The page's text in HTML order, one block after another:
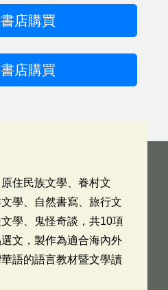
店購買
店購買
住民族文學、眷村文
學、自然書寫、旅行文
學、鬼怪奇談，共10項
文，製作為適合海內外
語的語言教材暨文學讀